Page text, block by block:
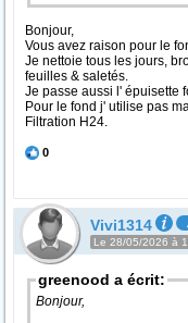
Bonjour,
Vous avez raison pour le
Je nettoie tous les jours,
feuilles & saletés.
Je passe aussi l' épuisette
Pour le fond j' utilise pas
Filtration H24.
0
Vivi1314
Le 28/05/2026 à
greenood a écrit:
Bonjour,